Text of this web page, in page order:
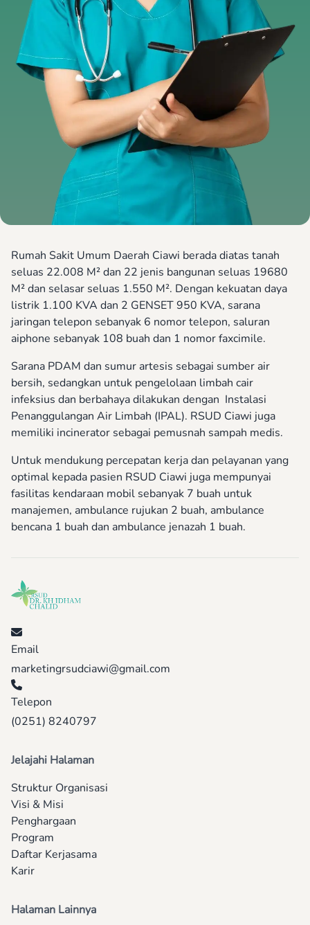
Rumah Sakit Umum Daerah Ciawi berada diatas tanah
seluas 22.008 M² dan 22 jenis bangunan seluas 19680
M² dan selasar seluas 1.550 M². Dengan kekuatan daya
listrik 1.100 KVA dan 2 GENSET 950 KVA, sarana
jaringan telepon sebanyak 6 nomor telepon, saluran
aiphone sebanyak 108 buah dan 1 nomor faxcimile.
Sarana PDAM dan sumur artesis sebagai sumber air
bersih, sedangkan untuk pengelolaan limbah cair
infeksius dan berbahaya dilakukan dengan Instalasi
Penanggulangan Air Limbah (IPAL). RSUD Ciawi juga
memiliki incinerator sebagai pemusnah sampah medis.
Untuk mendukung percepatan kerja dan pelayanan yang
optimal kepada pasien RSUD Ciawi juga mempunyai
fasilitas kendaraan mobil sebanyak 7 buah untuk
manajemen, ambulance rujukan 2 buah, ambulance
bencana 1 buah dan ambulance jenazah 1 buah.
Email
marketingrsudciawi@gmail.com
Telepon
(0251) 8240797
Jelajahi Halaman
Struktur Organisasi
Visi & Misi
Penghargaan
Program
Daftar Kerjasama
Karir
Halaman Lainnya